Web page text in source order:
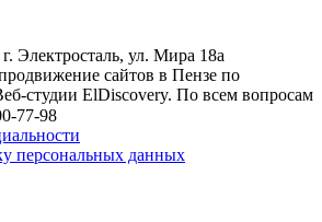
Электросталь, ул. Мира 18а
сайтов в Пензе по
студии ElDiscovery. По всем вопросам
77-98
персональных данных